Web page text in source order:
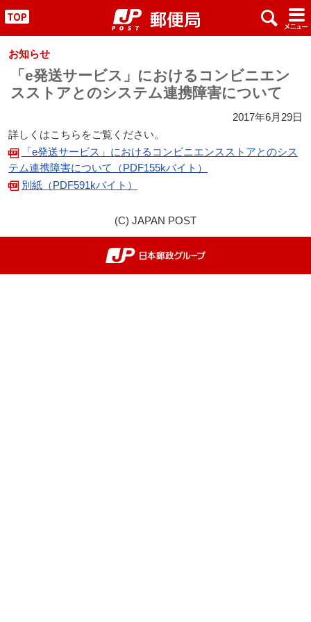
" x #
お知らせ
「e発送サービス」におけるコンビニエン
スストアとのシステム連携障害について
2017年6月29日
詳しくはこちらをご覧ください。
「e発送サービス」におけるコンビニエンスストアとのシス
テム連携障害について（PDF155kバイト）
別紙（PDF591kバイト）
(C) JAPAN POST